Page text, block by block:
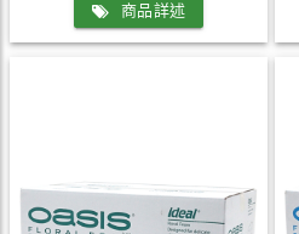
商品詳述